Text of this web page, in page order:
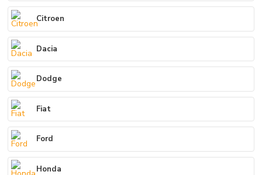
Citroen
Dacia
Dodge
Fiat
Ford
Honda